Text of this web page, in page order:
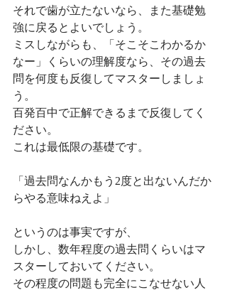
それで歯が立たないなら、また基礎勉
強に戻るとよいでしょう。
ミスしながらも、「そこそこわかるか
なー」くらいの理解度なら、その過去
問を何度も反復してマスターしましょ
う。
百発百中で正解できるまで反復してく
ださい。
これは最低限の基礎です。
「過去問なんかもう2度と出ないんだか
らやる意味ねえよ」
というのは事実ですが、
しかし、数年程度の過去問くらいはマ
スターしておいてください。
その程度の問題も完全にこなせない人